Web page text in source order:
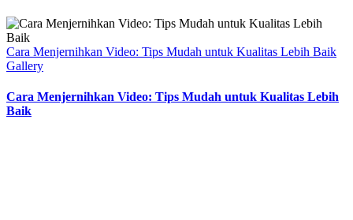
Cara Menjernihkan Video: Tips Mudah untuk Kualitas Lebih Baik
Gallery
Cara Menjernihkan Video: Tips Mudah untuk Kualitas Lebih
Baik